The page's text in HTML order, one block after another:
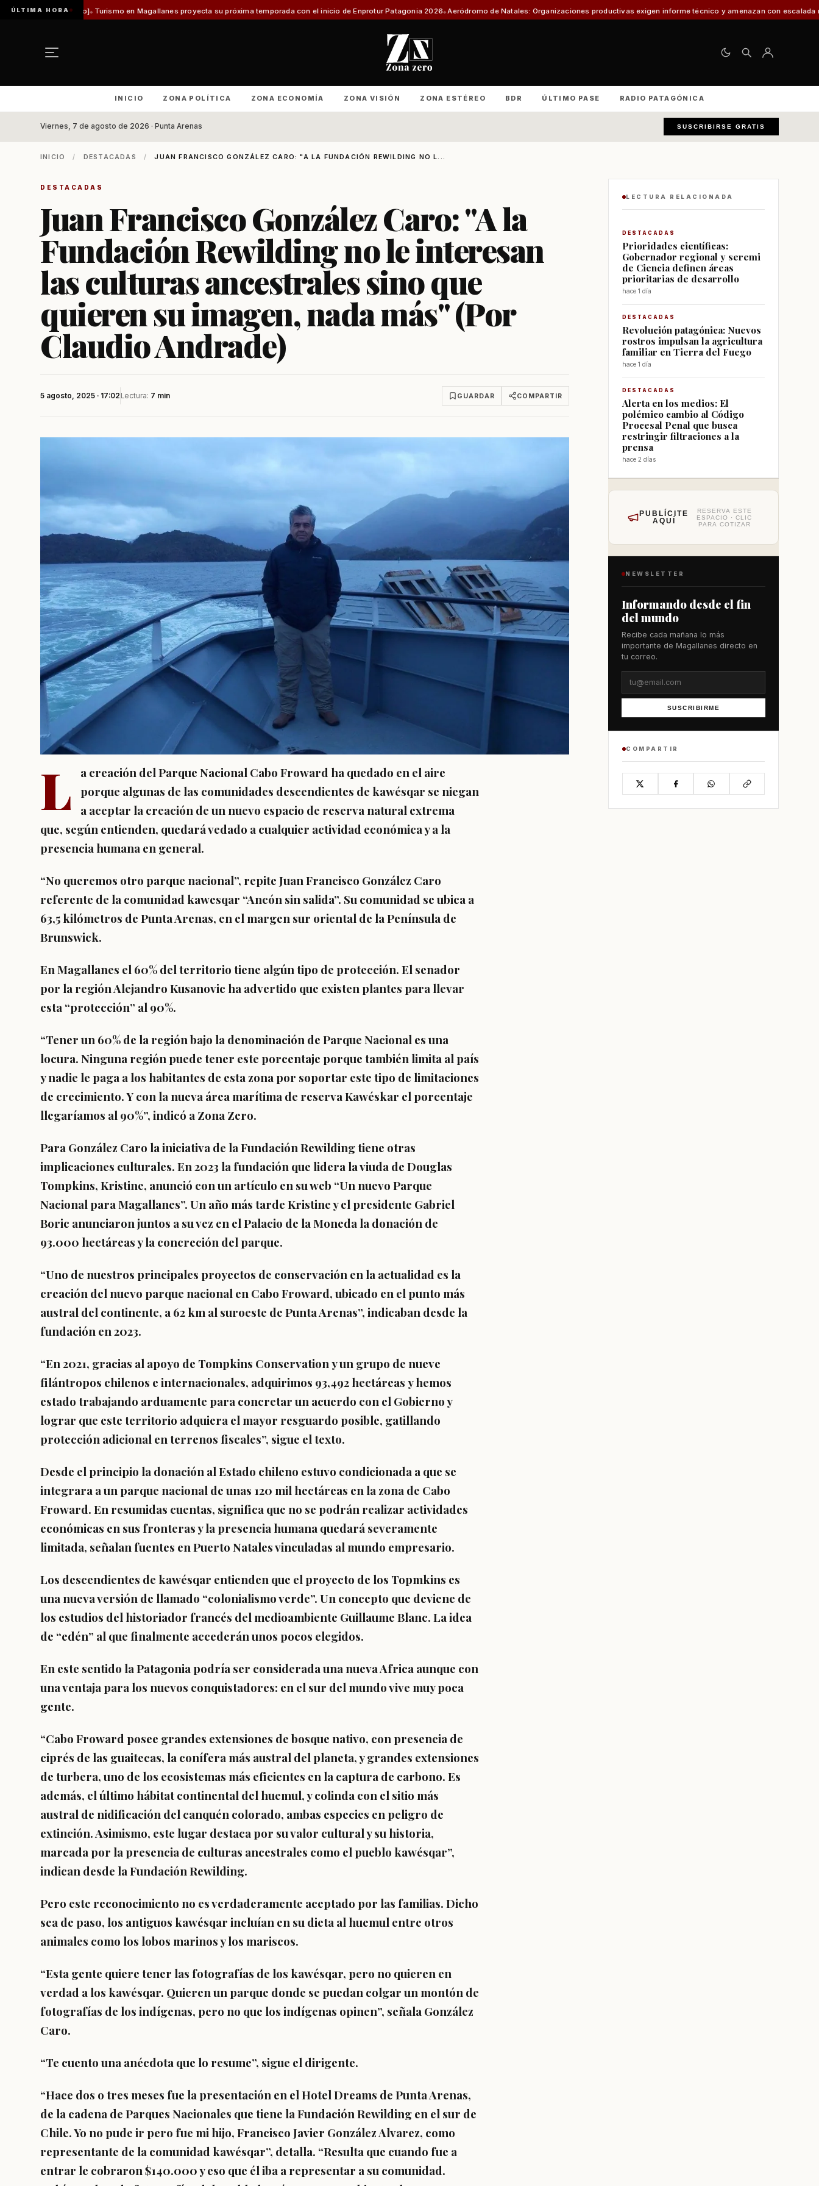
ÚLTIMA HORA
Turismo en Magallanes proyecta su próxima temporada con el inicio de Enprotur Patagonia 2026 Aeródromo de Natales: Organizaciones productivas exigen informe técnico y amenazan con escalada nacional El 30% de
INICIO ZONA POLÍTICA ZONA ECONOMÍA ZONA VISIÓN ZONA ESTÉREO BDR ÚLTIMO PASE RADIO PATAGÓNICA
Viernes, 7 de agosto de 2026 · Punta Arenas SUSCRIBIRSE GRATIS
INICIO / DESTACADAS / JUAN FRANCISCO GONZÁLEZ CARO: "A LA FUNDACIÓN REWILDING NO L...
DESTACADAS
Juan Francisco González Caro: "A la
Fundación Rewilding no le interesan
las culturas ancestrales sino que
quieren su imagen, nada más" (Por
Claudio Andrade)
5 agosto, 2025 · 17:02 Lectura: 7 min GUARDAR COMPARTIR
L
a creación del Parque Nacional Cabo Froward ha quedado en el aire
porque algunas de las comunidades descendientes de kawésqar se niegan
a aceptar la creación de un nuevo espacio de reserva natural extrema
que, según entienden, quedará vedado a cualquier actividad económica y a la
presencia humana en general.
“No queremos otro parque nacional”, repite Juan Francisco González Caro
referente de la comunidad kawesqar “Ancón sin salida”. Su comunidad se ubica a
63,5 kilómetros de Punta Arenas, en el margen sur oriental de la Península de
Brunswick.
En Magallanes el 60% del territorio tiene algún tipo de protección. El senador
por la región Alejandro Kusanovic ha advertido que existen plantes para llevar
esta “protección” al 90%.
“Tener un 60% de la región bajo la denominación de Parque Nacional es una
locura. Ninguna región puede tener este porcentaje porque también limita al país
y nadie le paga a los habitantes de esta zona por soportar este tipo de limitaciones
de crecimiento. Y con la nueva área marítima de reserva Kawéskar el porcentaje
llegaríamos al 90%”, indicó a Zona Zero.
Para González Caro la iniciativa de la Fundación Rewilding tiene otras
implicaciones culturales. En 2023 la fundación que lidera la viuda de Douglas
Tompkins, Kristine, anunció con un artículo en su web “Un nuevo Parque
Nacional para Magallanes”. Un año más tarde Kristine y el presidente Gabriel
Boric anunciaron juntos a su vez en el Palacio de la Moneda la donación de
93.000 hectáreas y la concreción del parque.
“Uno de nuestros principales proyectos de conservación en la actualidad es la
creación del nuevo parque nacional en Cabo Froward, ubicado en el punto más
austral del continente, a 62 km al suroeste de Punta Arenas”, indicaban desde la
fundación en 2023.
“En 2021, gracias al apoyo de Tompkins Conservation y un grupo de nueve
filántropos chilenos e internacionales, adquirimos 93,492 hectáreas y hemos
estado trabajando arduamente para concretar un acuerdo con el Gobierno y
lograr que este territorio adquiera el mayor resguardo posible, gatillando
protección adicional en terrenos fiscales”, sigue el texto.
Desde el principio la donación al Estado chileno estuvo condicionada a que se
integrara a un parque nacional de unas 120 mil hectáreas en la zona de Cabo
Froward. En resumidas cuentas, significa que no se podrán realizar actividades
económicas en sus fronteras y la presencia humana quedará severamente
limitada, señalan fuentes en Puerto Natales vinculadas al mundo empresario.
Los descendientes de kawésqar entienden que el proyecto de los Topmkins es
una nueva versión de llamado “colonialismo verde”. Un concepto que deviene de
los estudios del historiador francés del medioambiente Guillaume Blanc. La idea
de “edén” al que finalmente accederán unos pocos elegidos.
En este sentido la Patagonia podría ser considerada una nueva Africa aunque con
una ventaja para los nuevos conquistadores: en el sur del mundo vive muy poca
gente.
“Cabo Froward posee grandes extensiones de bosque nativo, con presencia de
ciprés de las guaitecas, la conífera más austral del planeta, y grandes extensiones
de turbera, uno de los ecosistemas más eficientes en la captura de carbono. Es
además, el último hábitat continental del huemul, y colinda con el sitio más
austral de nidificación del canquén colorado, ambas especies en peligro de
extinción. Asimismo, este lugar destaca por su valor cultural y su historia,
marcada por la presencia de culturas ancestrales como el pueblo kawésqar”,
indican desde la Fundación Rewilding.
Pero este reconocimiento no es verdaderamente aceptado por las familias. Dicho
sea de paso, los antiguos kawésqar incluían en su dieta al huemul entre otros
animales como los lobos marinos y los mariscos.
“Esta gente quiere tener las fotografías de los kawésqar, pero no quieren en
verdad a los kawésqar. Quieren un parque donde se puedan colgar un montón de
fotografías de los indígenas, pero no que los indígenas opinen”, señala González
Caro.
“Te cuento una anécdota que lo resume”, sigue el dirigente.
“Hace dos o tres meses fue la presentación en el Hotel Dreams de Punta Arenas,
de la cadena de Parques Nacionales que tiene la Fundación Rewilding en el sur de
Chile. Yo no pude ir pero fue mi hijo, Francisco Javier González Alvarez, como
representante de la comunidad kawésqar”, detalla. “Resulta que cuando fue a
entrar le cobraron $140.000 y eso que él iba a representar a su comunidad.
LECTURA RELACIONADA
DESTACADAS
Prioridades científicas:
Gobernador regional y seremi
de Ciencia definen áreas
prioritarias de desarrollo
hace 1 día
DESTACADAS
Revolución patagónica: Nuevos
rostros impulsan la agricultura
familiar en Tierra del Fuego
hace 1 día
DESTACADAS
Alerta en los medios: El
polémico cambio al Código
Procesal Penal que busca
restringir filtraciones a la
prensa
hace 2 días
PUBLÍCITE
AQUÍ
RESERVA ESTE
ESPACIO · CLIC
PARA COTIZAR
NEWSLETTER
Informando desde el fin
del mundo
Recibe cada mañana lo más
importante de Magallanes directo en
tu correo.
SUSCRIBIRME
COMPARTIR